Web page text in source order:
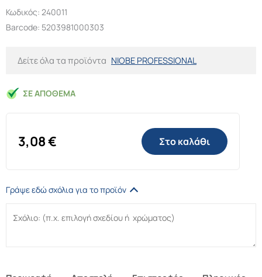
Κωδικός: 240011
Barcode: 5203981000303
Δείτε όλα τα προϊόντα NIOBE PROFESSIONAL
ΣΕ ΑΠΌΘΕΜΑ
3,08€ Στο καλάθι
Γράψε εδώ σχόλια για το προϊόν